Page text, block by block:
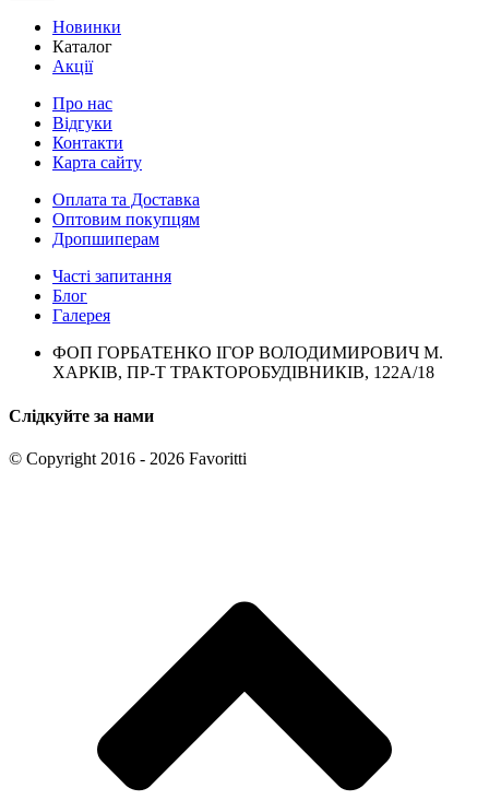
Новинки
Каталог
Акції
Про нас
Відгуки
Контакти
Карта сайту
Оплата та Доставка
Оптовим покупцям
Дропшиперам
Часті запитання
Блог
Галерея
ФОП ГОРБАТЕНКО ІГОР ВОЛОДИМИРОВИЧ М.
ХАРКІВ, ПР-Т ТРАКТОРОБУДІВНИКІВ, 122А/18
Слідкуйте за нами
© Copyright 2016 - 2026 Favoritti